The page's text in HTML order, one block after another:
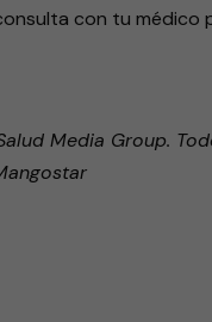
con tu médico
Media Group.